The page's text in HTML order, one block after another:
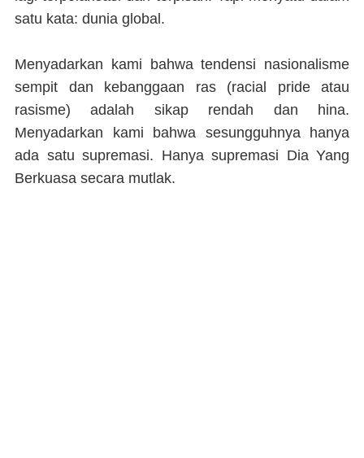
satu kata: dunia global.
Menyadarkan kami bahwa tendensi nasionalisme
sempit dan kebanggaan ras (racial pride atau
rasisme) adalah sikap rendah dan hina.
Menyadarkan kami bahwa sesungguhnya hanya
ada satu supremasi. Hanya supremasi Dia Yang
Berkuasa secara mutlak.